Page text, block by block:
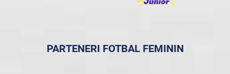
PARTENERI FOTBAL FEMININ